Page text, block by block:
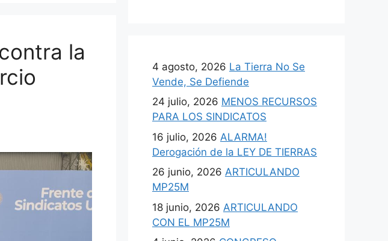
la
4 agosto, 2026 La Tierra No Se
Vende, Se Defiende
24 julio, 2026 MENOS RECURSOS
PARA LOS SINDICATOS
16 julio, 2026 ALARMA!
Derogación de la LEY DE TIERRAS
26 junio, 2026 ARTICULANDO
MP25M
18 junio, 2026 ARTICULANDO
CON EL MP25M